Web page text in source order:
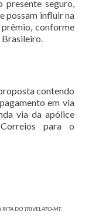
presente seguro,
possam influir na
conforme
contendo
em via
via da apólice
para o
DO TRIVELATO-MT